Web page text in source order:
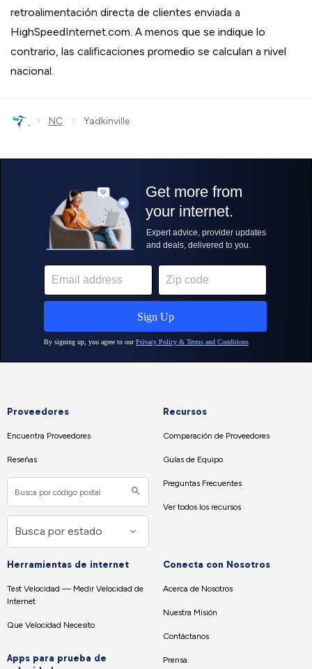
retroalimentación directa de clientes enviada a
HighSpeedInternet.com. A menos que se indique lo
contrario, las calificaciones promedio se calculan a nivel
nacional.
› NC › Yadkinville
Proveedores
Encuentra Proveedores
Reseñas
Recursos
Comparación de Proveedores
Guías de Equipo
Preguntas Frecuentes
Ver todos los recursos
Herramientas de internet
Test Velocidad — Medir Velocidad de
Internet
Que Velocidad Necesito
Apps para prueba de
Conecta con Nosotros
Acerca de Nosotros
Nuestra Misión
Contáctanos
Prensa